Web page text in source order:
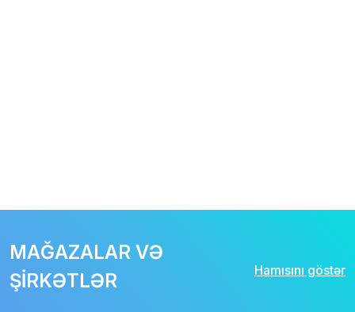
MAĞAZALAR VƏ
ŞİRKƏTLƏR
Hamısını göstər